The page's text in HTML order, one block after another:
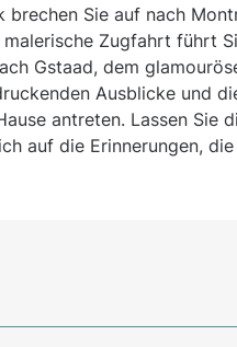
brechen Sie auf nach
malerische Zugfahrt führt
Gstaad, dem
Ausblicke und
antreten. Lassen Sie
auf die Erinnerungen,